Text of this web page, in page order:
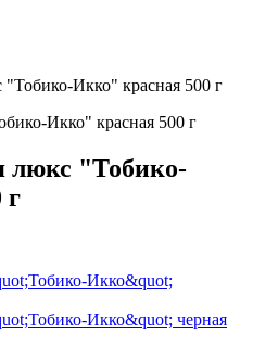
"Тобико-Икко" красная 500 г
люкс "Тобико-
г